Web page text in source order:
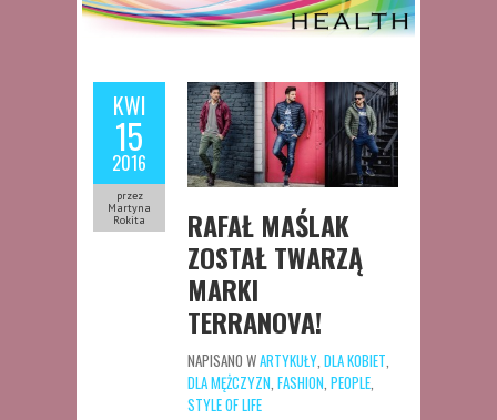
KWI
15
2016
przez
Martyna
Rokita
RAFAŁ MAŚLAK
ZOSTAŁ TWARZĄ
MARKI
TERRANOVA!
NAPISANO WARTYKUŁY DLA KOBIET
DLA MĘŻCZYZN FASHION PEOPLE
STYLE OF LIFE